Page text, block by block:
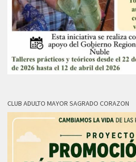
CLUB ADULTO MAYOR SAGRADO CORAZON